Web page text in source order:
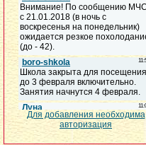
Для добавления необходима
авторизация